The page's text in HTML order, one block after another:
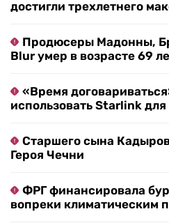
достигли трехлетнего
Продюсеры Мадонны,
Blur умер в возрасте 69
«Время
использовать Starlink
Старшего сына
Героя Чечни
ФРГ финансировала
вопреки климатическим